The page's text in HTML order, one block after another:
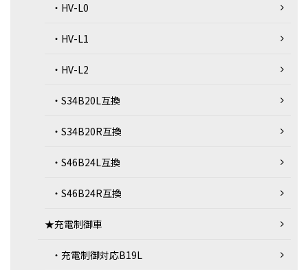
・HV-L0
・HV-L1
・HV-L2
・S34B20L互換
・S34B20R互換
・S46B24L互換
・S46B24R互換
★充電制御車
・充電制御対応B19L